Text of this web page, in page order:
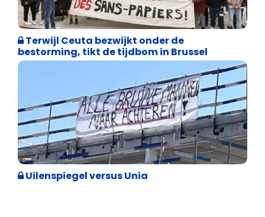
Asiel en Migratie
Terwijl Ceuta bezwijkt onder de
bestorming, tikt de tijdbom in Brussel
Cultuuroorlog
Uilenspiegel versus Unia